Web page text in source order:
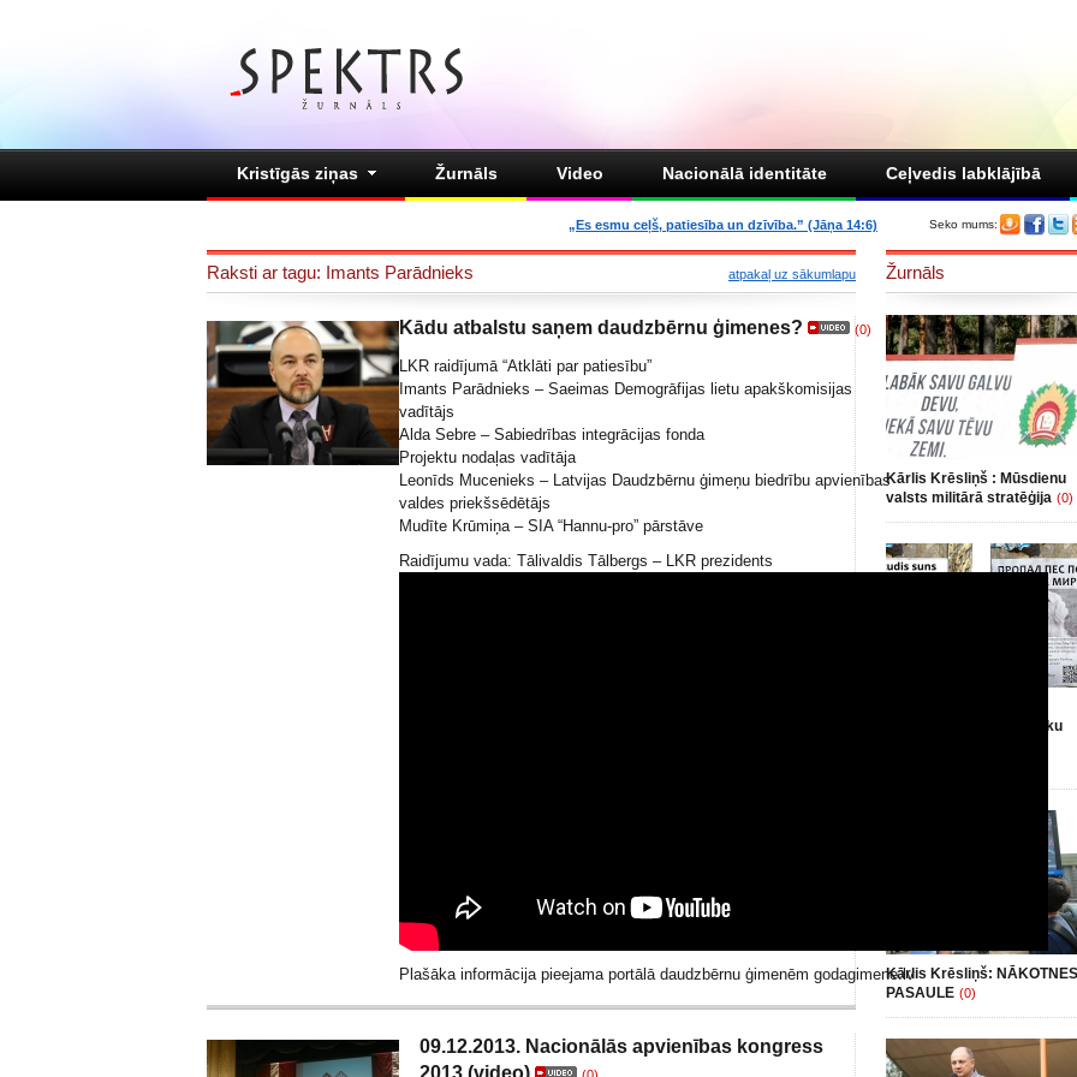
Kristīgās ziņas Žurnāls Video Nacionālā identitāte Ceļvedis labklājībā
Seko mums:
„Es esmu ceļš, patiesība un dzīvība.” (Jāņa 14:6)
Raksti ar tagu: Imants Parādnieks atpakaļ uz sākumlapu
Kādu atbalstu saņem daudzbērnu ģimenes? (0)
LKR raidījumā “Atklāti par patiesību”
Imants Parādnieks – Saeimas Demogrāfijas lietu apakškomisijas
vadītājs
Alda Sebre – Sabiedrības integrācijas fonda
Projektu nodaļas vadītāja
Leonīds Mucenieks – Latvijas Daudzbērnu ģimeņu biedrību apvienības
valdes priekšsēdētājs
Mudīte Krūmiņa – SIA “Hannu-pro” pārstāve
Raidījumu vada: Tālivaldis Tālbergs – LKR prezidents
Plašāka informācija pieejama portālā daudzbērnu ģimenēm godagimene.lv
09.12.2013. Nacionālās apvienības kongress
2013 (video)
Žurnāls
Kārlis Krēsliņš : Mūsdienu
valsts militārā stratēģija (0)
“Krievu pasaules” smaku
Kārlis Krēsliņš: NĀKOTNES
PASAULE (0)